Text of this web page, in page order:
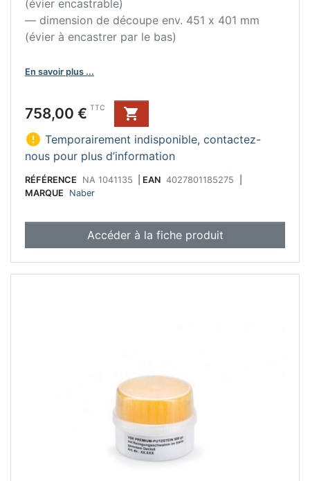
(évier encastrable)
— dimension de découpe env. 451 x 401 mm
(évier à encastrer par le bas)
En savoir plus ...
Prix
758,00 € TTC

 Temporairement indisponible, contactez-
nous pour plus d’information
RÉFÉRENCE NA 1041135 EAN 4027801185275
MARQUE
Naber
Accéder à la fiche produit